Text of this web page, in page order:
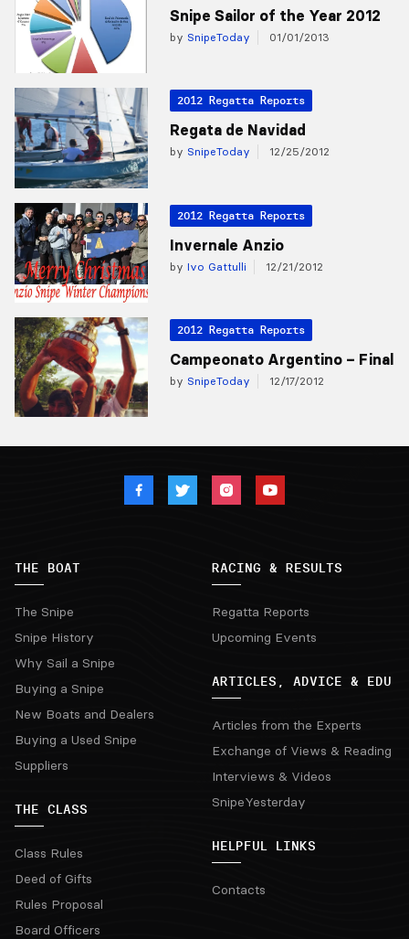
Snipe Sailor of the Year 2012
by SnipeToday 01/01/2013
2012 Regatta Reports
Regata de Navidad
by SnipeToday 12/25/2012
2012 Regatta Reports
Invernale Anzio
by Ivo Gattulli 12/21/2012
2012 Regatta Reports
Campeonato Argentino – Final
by SnipeToday 12/17/2012
THE BOAT
The Snipe
Snipe History
Why Sail a Snipe
Buying a Snipe
New Boats and Dealers
Buying a Used Snipe
Suppliers
THE CLASS
Class Rules
Deed of Gifts
Rules Proposal
Board Officers
RACING & RESULTS
Regatta Reports
Upcoming Events
ARTICLES, ADVICE & EDU
Articles from the Experts
Exchange of Views & Reading
Interviews & Videos
SnipeYesterday
HELPFUL LINKS
Contacts